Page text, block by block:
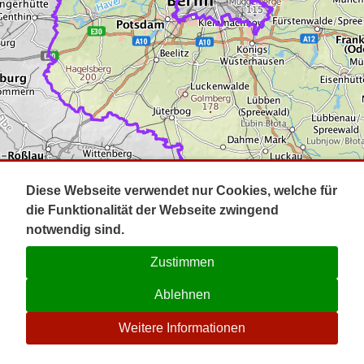
Impressum
Kontakt
☉
Diese Webseite verwendet nur Cookies, welche für
die Funktionalität der Webseite zwingend
notwendig sind.
Zustimmen
Ablehnen
Weitere Informationen